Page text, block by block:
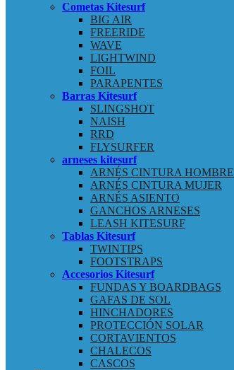
Cometas Kitesurf
BIG AIR
FREERIDE
WAVE
LIGHTWIND
FOIL
PARAPENTES
Barras Kitesurf
SLINGSHOT
NAISH
RRD
FLYSURFER
arneses kitesurf
ARNÉS CINTURA HOMBRE
ARNÉS CINTURA MUJER
ARNÉS ASIENTO
GANCHOS ARNESES
LEASH KITESURF
Tablas Kitesurf
TWINTIPS
FOOTSTRAPS
Accesorios Kitesurf
FUNDAS Y BOARDBAGS
GAFAS DE SOL
HINCHADORES
PROTECCIÓN SOLAR
CORTAVIENTOS
CHALECOS
CASCOS